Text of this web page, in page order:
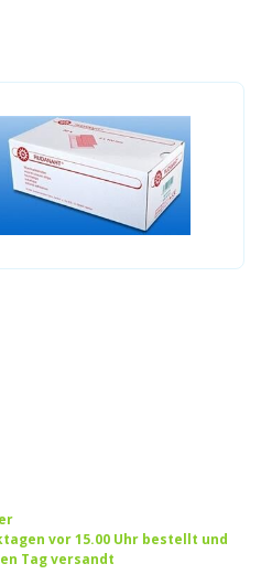
vor 15.00 Uhr bestellt und
Tag versandt